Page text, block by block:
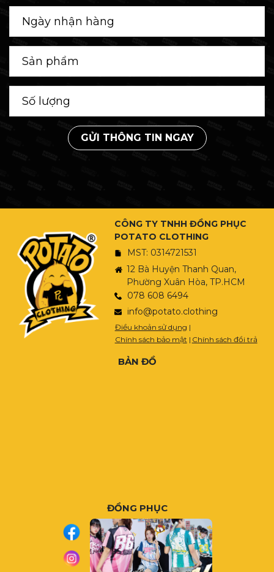
GỬI THÔNG TIN NGAY
CÔNG TY TNHH ĐỒNG PHỤC
POTATO CLOTHING
MST: 0314721531
12 Bà Huyện Thanh Quan,
Phường Xuân Hòa, TP.HCM
078 608 6494
info@potato.clothing
Điều khoản sử dụng |
Chính sách bảo mật | Chính sách đổi trả
BẢN ĐỒ
ĐỒNG PHỤC